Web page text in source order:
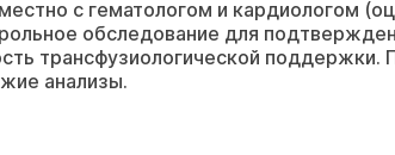
с гематологом и кардиологом
обследование для
трансфузиологической
анализы.